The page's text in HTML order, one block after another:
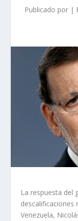
Publicado por |
La respuesta del
descalificaciones
Venezuela,